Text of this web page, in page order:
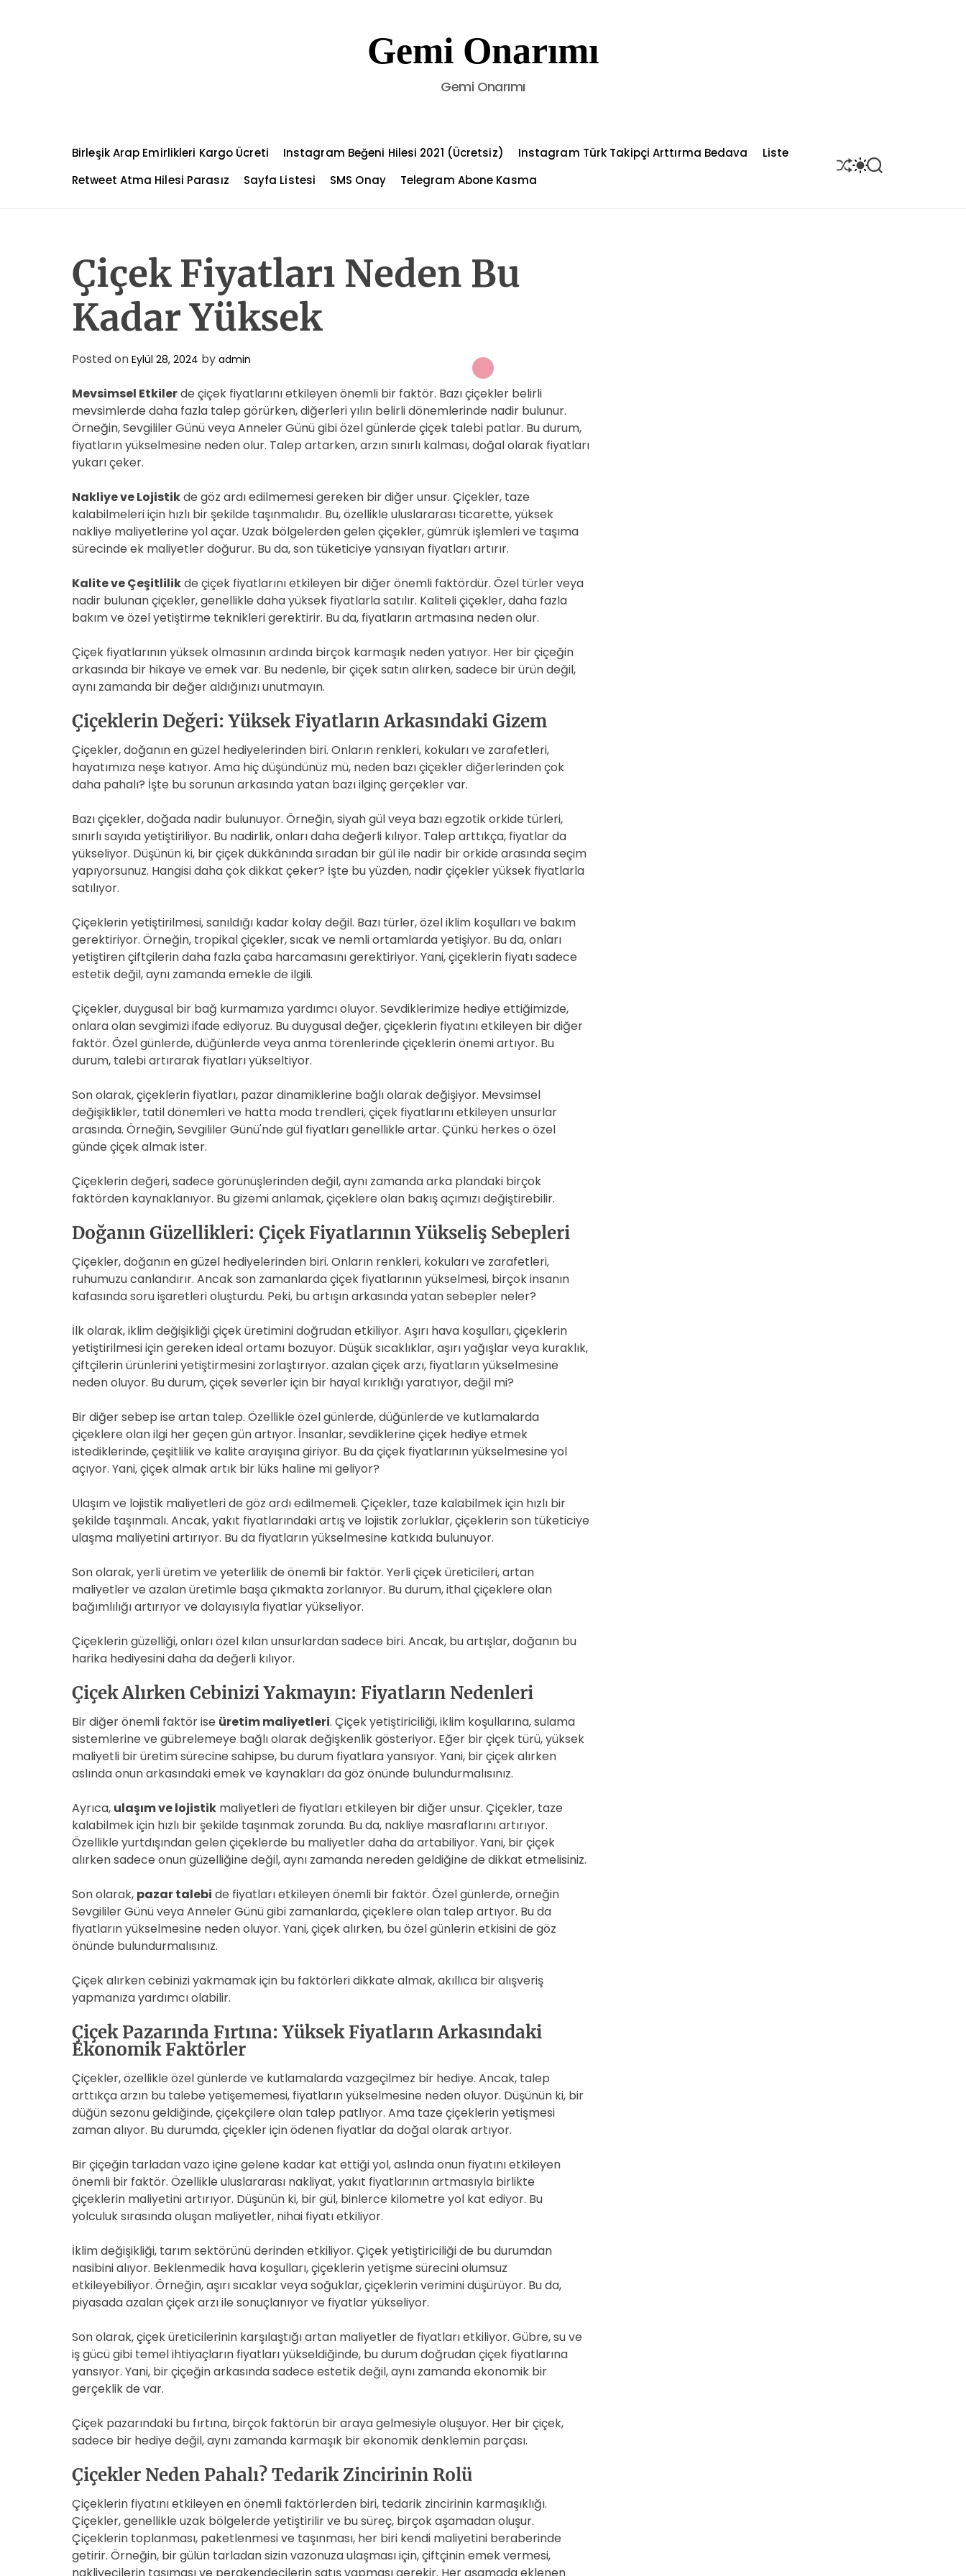
t
Gemi Onarımı
Gemi Onarımı
Birleşik Arap Emirlikleri Kargo Ücreti Instagram Beğeni Hilesi 2021 (Ücretsiz) Instagram Türk Takipçi Arttırma Bedava
Liste
Retweet Atma Hilesi Parasız
Sayfa Listesi SMS Onay Telegram Abone Kasma
S
H
S
W
S
E
Çiçek Fiyatları Neden Bu
Kadar Yüksek
Posted on Eylül 28, 2024 by admin
Mevsimsel Etkilerde çiçek fiyatlarını etkileyen önemli bir faktör. Bazı çiçekler belirli
mevsimlerde daha fazla talep görürken, diğerleri yılın belirli dönemlerinde nadir bulunur.
Örneğin, Sevgililer Günü veya Anneler Günü gibi özel günlerde çiçek talebi patlar. Bu durum,
fiyatların yükselmesine neden olur. Talep artarken, arzın sınırlı kalması, doğal olarak fiyatları
yukarı çeker.
Nakliye ve Lojistikde göz ardı edilmemesi gereken bir diğer unsur. Çiçekler, taze
kalabilmeleri için hızlı bir şekilde taşınmalıdır. Bu, özellikle uluslararası ticarette, yüksek
nakliye maliyetlerine yol açar. Uzak bölgelerden gelen çiçekler, gümrük işlemleri ve taşıma
sürecinde ek maliyetler doğurur. Bu da, son tüketiciye yansıyan fiyatları artırır.
Kalite ve Çeşitlilikde çiçek fiyatlarını etkileyen bir diğer önemli faktördür. Özel türler veya
nadir bulunan çiçekler, genellikle daha yüksek fiyatlarla satılır. Kaliteli çiçekler, daha fazla
bakım ve özel yetiştirme teknikleri gerektirir. Bu da, fiyatların artmasına neden olur.
Çiçek fiyatlarının yüksek olmasının ardında birçok karmaşık neden yatıyor. Her bir çiçeğin
arkasında bir hikaye ve emek var. Bu nedenle, bir çiçek satın alırken, sadece bir ürün değil,
aynı zamanda bir değer aldığınızı unutmayın.
Çiçeklerin Değeri: Yüksek Fiyatların Arkasındaki Gizem
Çiçekler, doğanın en güzel hediyelerinden biri. Onların renkleri, kokuları ve zarafetleri,
hayatımıza neşe katıyor. Ama hiç düşündünüz mü, neden bazı çiçekler diğerlerinden çok
daha pahalı? İşte bu sorunun arkasında yatan bazı ilginç gerçekler var.
Bazı çiçekler, doğada nadir bulunuyor. Örneğin, siyah gül veya bazı egzotik orkide türleri,
sınırlı sayıda yetiştiriliyor. Bu nadirlik, onları daha değerli kılıyor. Talep arttıkça, fiyatlar da
yükseliyor. Düşünün ki, bir çiçek dükkânında sıradan bir gül ile nadir bir orkide arasında seçim
yapıyorsunuz. Hangisi daha çok dikkat çeker? İşte bu yüzden, nadir çiçekler yüksek fiyatlarla
satılıyor.
Çiçeklerin yetiştirilmesi, sanıldığı kadar kolay değil. Bazı türler, özel iklim koşulları ve bakım
gerektiriyor. Örneğin, tropikal çiçekler, sıcak ve nemli ortamlarda yetişiyor. Bu da, onları
yetiştiren çiftçilerin daha fazla çaba harcamasını gerektiriyor. Yani, çiçeklerin fiyatı sadece
estetik değil, aynı zamanda emekle de ilgili.
Çiçekler, duygusal bir bağ kurmamıza yardımcı oluyor. Sevdiklerimize hediye ettiğimizde,
onlara olan sevgimizi ifade ediyoruz. Bu duygusal değer, çiçeklerin fiyatını etkileyen bir diğer
faktör. Özel günlerde, düğünlerde veya anma törenlerinde çiçeklerin önemi artıyor. Bu
durum, talebi artırarak fiyatları yükseltiyor.
Son olarak, çiçeklerin fiyatları, pazar dinamiklerine bağlı olarak değişiyor. Mevsimsel
değişiklikler, tatil dönemleri ve hatta moda trendleri, çiçek fiyatlarını etkileyen unsurlar
arasında. Örneğin, Sevgililer Günü'nde gül fiyatları genellikle artar. Çünkü herkes o özel
günde çiçek almak ister.
Çiçeklerin değeri, sadece görünüşlerinden değil, aynı zamanda arka plandaki birçok
faktörden kaynaklanıyor. Bu gizemi anlamak, çiçeklere olan bakış açımızı değiştirebilir.
Doğanın Güzellikleri: Çiçek Fiyatlarının Yükseliş Sebepleri
Çiçekler, doğanın en güzel hediyelerinden biri. Onların renkleri, kokuları ve zarafetleri,
ruhumuzu canlandırır. Ancak son zamanlarda çiçek fiyatlarının yükselmesi, birçok insanın
kafasında soru işaretleri oluşturdu. Peki, bu artışın arkasında yatan sebepler neler?
İlk olarak, iklim değişikliği çiçek üretimini doğrudan etkiliyor. Aşırı hava koşulları, çiçeklerin
yetiştirilmesi için gereken ideal ortamı bozuyor. Düşük sıcaklıklar, aşırı yağışlar veya kuraklık,
çiftçilerin ürünlerini yetiştirmesini zorlaştırıyor. azalan çiçek arzı, fiyatların yükselmesine
neden oluyor. Bu durum, çiçek severler için bir hayal kırıklığı yaratıyor, değil mi?
Bir diğer sebep ise artan talep. Özellikle özel günlerde, düğünlerde ve kutlamalarda
çiçeklere olan ilgi her geçen gün artıyor. İnsanlar, sevdiklerine çiçek hediye etmek
istediklerinde, çeşitlilik ve kalite arayışına giriyor. Bu da çiçek fiyatlarının yükselmesine yol
açıyor. Yani, çiçek almak artık bir lüks haline mi geliyor?
Ulaşım ve lojistik maliyetleri de göz ardı edilmemeli. Çiçekler, taze kalabilmek için hızlı bir
şekilde taşınmalı. Ancak, yakıt fiyatlarındaki artış ve lojistik zorluklar, çiçeklerin son tüketiciye
ulaşma maliyetini artırıyor. Bu da fiyatların yükselmesine katkıda bulunuyor.
Son olarak, yerli üretim ve yeterlilik de önemli bir faktör. Yerli çiçek üreticileri, artan
maliyetler ve azalan üretimle başa çıkmakta zorlanıyor. Bu durum, ithal çiçeklere olan
bağımlılığı artırıyor ve dolayısıyla fiyatlar yükseliyor.
Çiçeklerin güzelliği, onları özel kılan unsurlardan sadece biri. Ancak, bu artışlar, doğanın bu
harika hediyesini daha da değerli kılıyor.
Çiçek Alırken Cebinizi Yakmayın: Fiyatların Nedenleri
Bir diğer önemli faktör ise üretim maliyetleri. Çiçek yetiştiriciliği, iklim koşullarına, sulama
sistemlerine ve gübrelemeye bağlı olarak değişkenlik gösteriyor. Eğer bir çiçek türü, yüksek
maliyetli bir üretim sürecine sahipse, bu durum fiyatlara yansıyor. Yani, bir çiçek alırken
aslında onun arkasındaki emek ve kaynakları da göz önünde bulundurmalısınız.
Ayrıca, ulaşım ve lojistik maliyetleri de fiyatları etkileyen bir diğer unsur. Çiçekler, taze
kalabilmek için hızlı bir şekilde taşınmak zorunda. Bu da, nakliye masraflarını artırıyor.
Özellikle yurtdışından gelen çiçeklerde bu maliyetler daha da artabiliyor. Yani, bir çiçek
alırken sadece onun güzelliğine değil, aynı zamanda nereden geldiğine de dikkat etmelisiniz.
Son olarak, pazar talebi de fiyatları etkileyen önemli bir faktör. Özel günlerde, örneğin
Sevgililer Günü veya Anneler Günü gibi zamanlarda, çiçeklere olan talep artıyor. Bu da
fiyatların yükselmesine neden oluyor. Yani, çiçek alırken, bu özel günlerin etkisini de göz
önünde bulundurmalısınız.
Çiçek alırken cebinizi yakmamak için bu faktörleri dikkate almak, akıllıca bir alışveriş
yapmanıza yardımcı olabilir.
Çiçek Pazarında Fırtına: Yüksek Fiyatların Arkasındaki
Ekonomik Faktörler
Çiçekler, özellikle özel günlerde ve kutlamalarda vazgeçilmez bir hediye. Ancak, talep
arttıkça arzın bu talebe yetişememesi, fiyatların yükselmesine neden oluyor. Düşünün ki, bir
düğün sezonu geldiğinde, çiçekçilere olan talep patlıyor. Ama taze çiçeklerin yetişmesi
zaman alıyor. Bu durumda, çiçekler için ödenen fiyatlar da doğal olarak artıyor.
Bir çiçeğin tarladan vazo içine gelene kadar kat ettiği yol, aslında onun fiyatını etkileyen
önemli bir faktör. Özellikle uluslararası nakliyat, yakıt fiyatlarının artmasıyla birlikte
çiçeklerin maliyetini artırıyor. Düşünün ki, bir gül, binlerce kilometre yol kat ediyor. Bu
yolculuk sırasında oluşan maliyetler, nihai fiyatı etkiliyor.
İklim değişikliği, tarım sektörünü derinden etkiliyor. Çiçek yetiştiriciliği de bu durumdan
nasibini alıyor. Beklenmedik hava koşulları, çiçeklerin yetişme sürecini olumsuz
etkileyebiliyor. Örneğin, aşırı sıcaklar veya soğuklar, çiçeklerin verimini düşürüyor. Bu da,
piyasada azalan çiçek arzı ile sonuçlanıyor ve fiyatlar yükseliyor.
Son olarak, çiçek üreticilerinin karşılaştığı artan maliyetler de fiyatları etkiliyor. Gübre, su ve
iş gücü gibi temel ihtiyaçların fiyatları yükseldiğinde, bu durum doğrudan çiçek fiyatlarına
yansıyor. Yani, bir çiçeğin arkasında sadece estetik değil, aynı zamanda ekonomik bir
gerçeklik de var.
Çiçek pazarındaki bu fırtına, birçok faktörün bir araya gelmesiyle oluşuyor. Her bir çiçek,
sadece bir hediye değil, aynı zamanda karmaşık bir ekonomik denklemin parçası.
Çiçekler Neden Pahalı? Tedarik Zincirinin Rolü
Çiçeklerin fiyatını etkileyen en önemli faktörlerden biri, tedarik zincirinin karmaşıklığı.
Çiçekler, genellikle uzak bölgelerde yetiştirilir ve bu süreç, birçok aşamadan oluşur.
Çiçeklerin toplanması, paketlenmesi ve taşınması, her biri kendi maliyetini beraberinde
getirir. Örneğin, bir gülün tarladan sizin vazonuza ulaşması için, çiftçinin emek vermesi,